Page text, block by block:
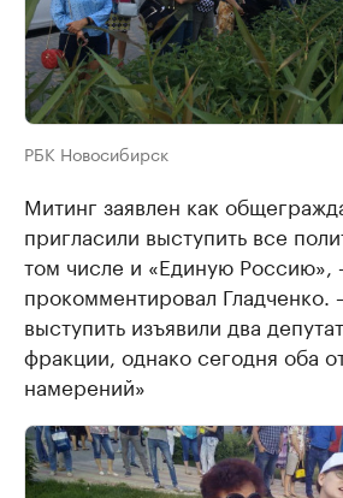
РБК Новосибирск
Митинг заявлен как
пригласили выступить все
том числе и «Единую
прокомментировал
выступить изъявили два
фракции, однако сегодня оба
намерений»